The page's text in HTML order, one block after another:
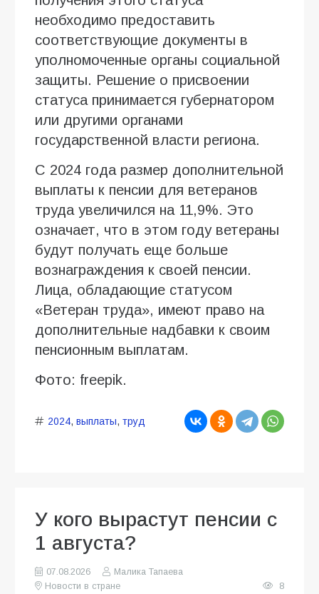
необходимо предоставить
соответствующие документы в
уполномоченные органы социальной
защиты. Решение о присвоении
статуса принимается губернатором
или другими органами
государственной власти региона.
С 2024 года размер дополнительной
выплаты к пенсии для ветеранов
труда увеличился на 11,9%. Это
означает, что в этом году ветераны
будут получать еще больше
вознаграждения к своей пенсии.
Лица, обладающие статусом
«Ветеран труда», имеют право на
дополнительные надбавки к своим
пенсионным выплатам.
Фото: freepik.
2024, выплаты, труд
У кого вырастут пенсии с
1 августа?
07.08.2026
Малика Тапаева
Новости в стране
8